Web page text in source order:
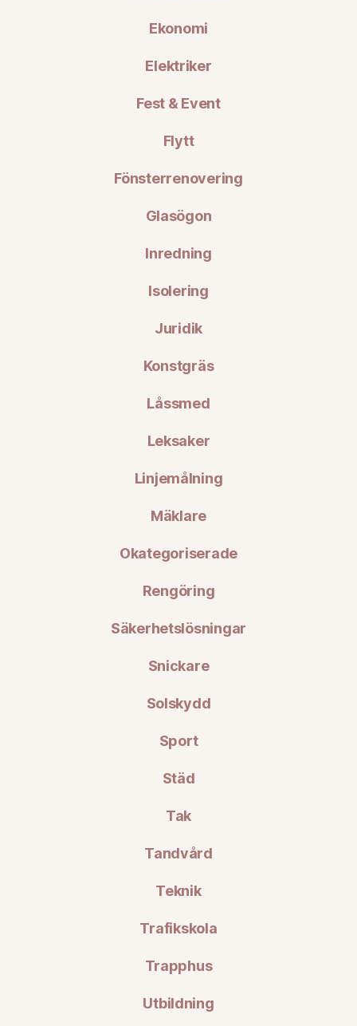
Ekonomi
Elektriker
Fest & Event
Flytt
Fönsterrenovering
Glasögon
Inredning
Isolering
Juridik
Konstgräs
Låssmed
Leksaker
Linjemålning
Mäklare
Okategoriserade
Rengöring
Säkerhetslösningar
Snickare
Solskydd
Sport
Städ
Tak
Tandvård
Teknik
Trafikskola
Trapphus
Utbildning